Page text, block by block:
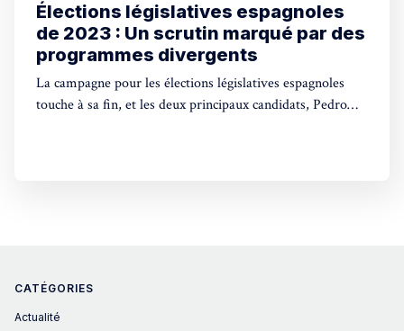
Élections législatives espagnoles
de 2023 : Un scrutin marqué par des
programmes divergents
La campagne pour les élections législatives espagnoles
touche à sa fin, et les deux principaux candidats, Pedro
CATÉGORIES
Actualité